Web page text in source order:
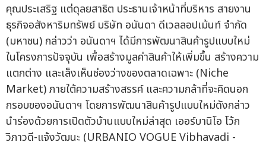
คุณประเสริฐ แต่ดุลยสาธิต ประธานเจ้าหน้าที่บริหาร สายงาน
ธุรกิจอสังหาริมทรัพย์ บริษัท อนันดา ดีเวลลอปเม้นท์ จำกัด
(มหาชน) กล่าวว่า อนันดาฯ ได้มีการพัฒนาสินค้ารูปแบบใหม่
ในโครงการปัจจุบัน เพื่อสร้างมูลค่าสินค้าให้เพิ่มขึ้น สร้างความ
แตกต่าง และเล็งเห็นช่องว่างของตลาดเฉพาะ (Niche
Market) ภายใต้ความสร้างสรรค์ และความกล้าที่จะคิดนอก
กรอบของอนันดาฯ โดยการพัฒนาสินค้ารูปแบบใหม่ดังกล่าว
นำร่องด้วยการเปิดตัวบ้านแบบใหม่ล่าสุด เออร์บานิโอ โว้ก
วิภาวดี-แจ้งวัฒนะ (URBANIO VOGUE Vibhavadi -